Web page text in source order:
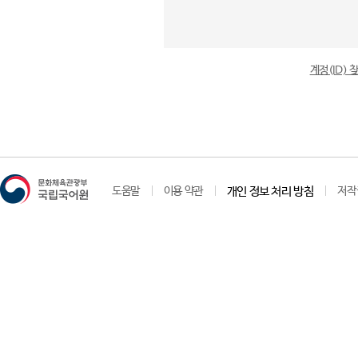
계정(ID)
도움말 이용 약관 개인 정보 처리 방침 저